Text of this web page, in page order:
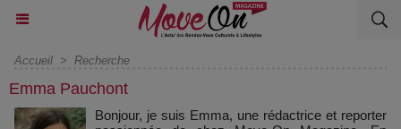
Accueil > Recherche
Emma Pauchont
Bonjour, je suis Emma, une rédactrice et reporter